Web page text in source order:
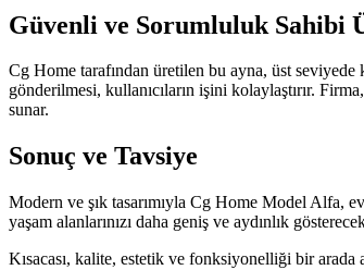
Güvenli ve Sorumluluk Sahibi
Cg Home tarafından üretilen bu ayna, üst
gönderilmesi, kullanıcıların işini kolaylaştırır.
sunar.
Sonuç ve Tavsiye
Modern ve şık tasarımıyla Cg Home Model Alfa,
yaşam alanlarınızı daha geniş ve aydınlık
Kısacası, kalite, estetik ve fonksiyonelliği bir